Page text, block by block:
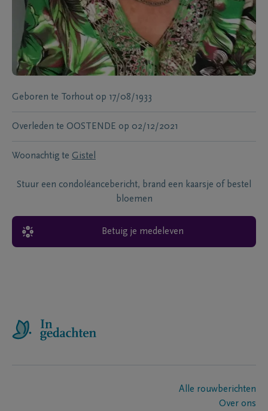
Geboren te Torhout op 17/08/1933
Overleden te OOSTENDE op 02/12/2021
Woonachtig te Gistel
Stuur een condoléancebericht, brand een kaarsje of bestel
bloemen
Betuig je medeleven
Alle rouwberichten
Over ons